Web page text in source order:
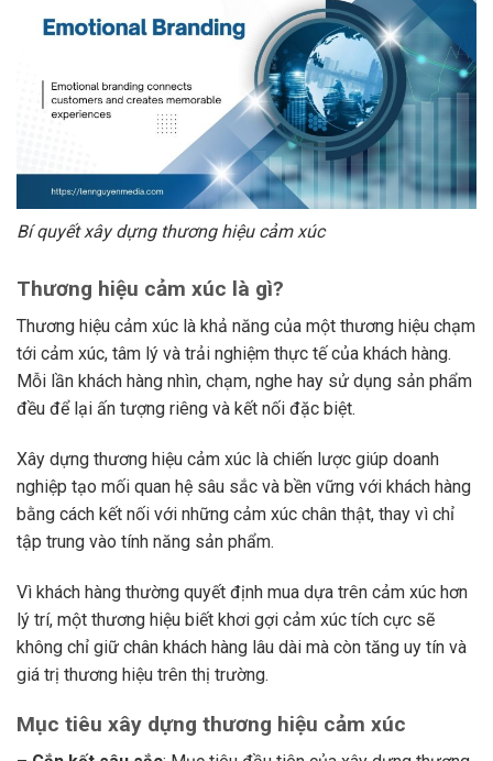
Bí quyết xây dựng thương hiệu cảm xúc
Thương hiệu cảm xúc là gì?
Thương hiệu cảm xúc là khả năng của một thương hiệu chạm
tới cảm xúc, tâm lý và trải nghiệm thực tế của khách hàng.
Mỗi lần khách hàng nhìn, chạm, nghe hay sử dụng sản phẩm
đều để lại ấn tượng riêng và kết nối đặc biệt.
Xây dựng thương hiệu cảm xúc là chiến lược giúp doanh
nghiệp tạo mối quan hệ sâu sắc và bền vững với khách hàng
bằng cách kết nối với những cảm xúc chân thật, thay vì chỉ
tập trung vào tính năng sản phẩm.
Vì khách hàng thường quyết định mua dựa trên cảm xúc hơn
lý trí, một thương hiệu biết khơi gợi cảm xúc tích cực sẽ
không chỉ giữ chân khách hàng lâu dài mà còn tăng uy tín và
giá trị thương hiệu trên thị trường.
Mục tiêu xây dựng thương hiệu cảm xúc